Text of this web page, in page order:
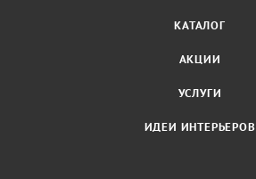
КАТАЛОГ
АКЦИИ
УСЛУГИ
ИДЕИ ИНТЕРЬЕРОВ